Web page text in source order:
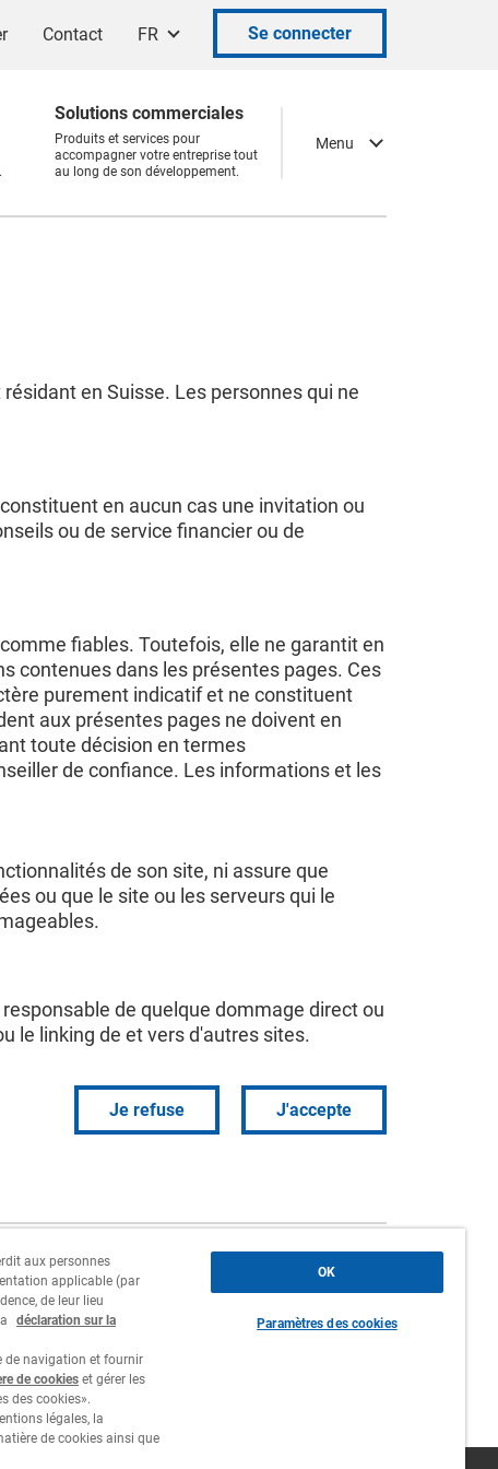
Contact FR Se connecter
Menu
Solutions commerciales
Produits et services pour
accompagner votre entreprise tout
au long de son développement.
en Suisse. Les personnes qui ne
en aucun cas une invitation ou
ou de service financier ou de
fiables. Toutefois, elle ne garantit en
contenues dans les présentes pages. Ces
purement indicatif et ne constituent
aux présentes pages ne doivent en
toute décision en termes
de confiance. Les informations et les
de son site, ni assure que
ou que le site ou les serveurs qui le
de quelque dommage direct ou
le linking de et vers d'autres sites.
J'accepte
Je refuse
Siège social, succursales et
agences
Travailler chez nous
aux personnes
applicable (par
de leur lieu
déclaration sur la
de navigation et fournir
de cookies et gérer les
des cookies».
légales, la
de cookies ainsi que
OK
Paramètres des cookies